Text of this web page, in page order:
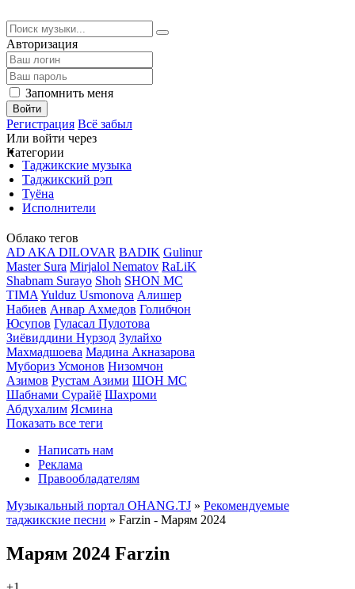
Авторизация
Запомнить меня
Войти
Регистрация Всё забыл
Или войти через
Категории
Таджикские музыка
Таджикский рэп
Туёна
Исполнители
Облако тегов
AD AKA DILOVAR BADIK Gulinur
Master Sura Mirjalol Nematov RaLiK
Shabnam Surayo Shoh SHON MC
TIMA Yulduz Usmonova Алишер
Набиев Анвар Ахмедов Голибчон
Юсупов Гуласал Пулотова
Зиёвиддини Нурзод Зулайхо
Махмадшоева Мадина Акназарова
Мубориз Усмонов Низомчон
Азимов Рустам Азими ШОН МС
Шабнами Сурайё Шахроми
Абдухалим Ясмина
Показать все теги
Написать нам
Реклама
Правообладателям
Музыкальный портал OHANG.TJ » Рекомендуемые
таджикские песни » Farzin - Марям 2024
Марям 2024 Farzin